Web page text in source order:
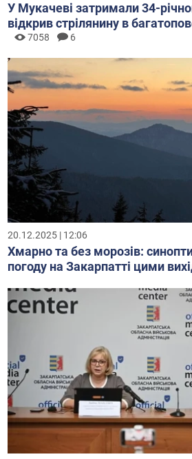
У Мукачеві затримали 34-
відкрив стрілянину в
7058 6
20.12.2025 | 12:06
Хмарно та без морозів:
погоду на Закарпатті цими